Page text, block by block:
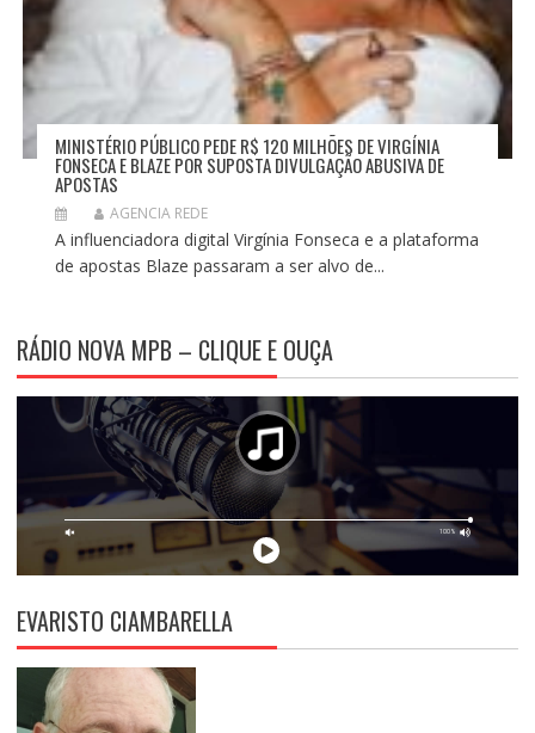
MINISTÉRIO PÚBLICO PEDE R$ 120 MILHÕES DE VIRGÍNIA
FONSECA E BLAZE POR SUPOSTA DIVULGAÇÃO ABUSIVA DE
APOSTAS
AGENCIA REDE
A influenciadora digital Virgínia Fonseca e a plataforma
de apostas Blaze passaram a ser alvo de...
RÁDIO NOVA MPB – CLIQUE E OUÇA
EVARISTO CIAMBARELLA